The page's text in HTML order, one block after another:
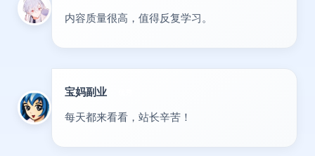
内容质量很高，值得反复学习。
宝妈副业
每天都来看看，站长辛苦！